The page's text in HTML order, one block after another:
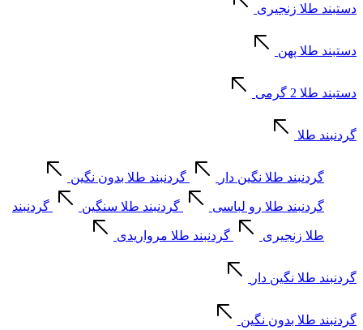
دستبند طلا زنجیری
دستبند طلا پهن
دستبند طلا 2 گرمی
گردنبند طلا
گردنبند طلا نگین دار گردنبند طلا بدون نگین
گردنبند طلا رو لباسی گردنبند طلا سنگین گردنبند
طلا زنجیری گردنبند طلا مرواریدی
گردنبند طلا نگین دار
گردنبند طلا بدون نگین